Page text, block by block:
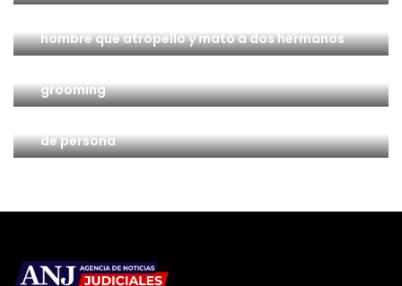
hombre que atropelló y mató a dos hermanos
grooming
Bahía Blanca: El hijo de un hombre que fue
de persona